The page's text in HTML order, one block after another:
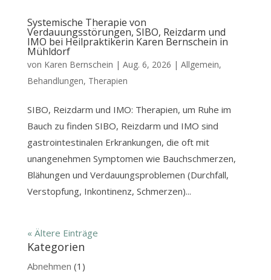
Systemische Therapie von
Verdauungsstörungen, SIBO, Reizdarm und
IMO bei Heilpraktikerin Karen Bernschein in
Mühldorf
von Karen Bernschein | Aug. 6, 2026 | Allgemein,
Behandlungen, Therapien
SIBO, Reizdarm und IMO: Therapien, um Ruhe im
Bauch zu finden SIBO, Reizdarm und IMO sind
gastrointestinalen Erkrankungen, die oft mit
unangenehmen Symptomen wie Bauchschmerzen,
Blähungen und Verdauungsproblemen (Durchfall,
Verstopfung, Inkontinenz, Schmerzen)...
« Ältere Einträge
Kategorien
Abnehmen (1)